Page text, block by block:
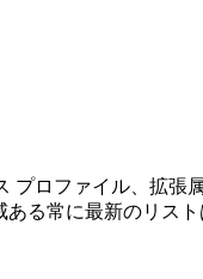
プロファイル、拡張
ある常に最新のリスト